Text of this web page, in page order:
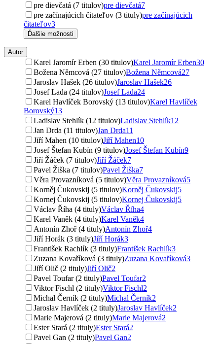
pre dievčatá (7 titulov)pre dievčatá7
pre začínajúcich čitateľov (3 tituly)pre začínajúcich
čitateľov3
Ďalšie možnosti
Autor
Karel Jaromír Erben (30 titulov)Karel Jaromír Erben30
Božena Němcová (27 titulov)Božena Němcová27
Jaroslav Hašek (26 titulov)Jaroslav Hašek26
Josef Lada (24 titulov)Josef Lada24
Karel Havlíček Borovský (13 titulov)Karel Havlíček
Borovský13
Ladislav Stehlík (12 titulov)Ladislav Stehlík12
Jan Drda (11 titulov)Jan Drda11
Jiří Mahen (10 titulov)Jiří Mahen10
Josef Štefan Kubín (9 titulov)Josef Štefan Kubín9
Jiří Žáček (7 titulov)Jiří Žáček7
Pavel Žiška (7 titulov)Pavel Žiška7
Věra Provazníková (5 titulov)Věra Provazníková5
Korněj Čukovskij (5 titulov)Korněj Čukovskij5
Kornej Čukovskij (5 titulov)Kornej Čukovskij5
Václav Říha (4 tituly)Václav Říha4
Karel Vaněk (4 tituly)Karel Vaněk4
Antonín Zhoř (4 tituly)Antonín Zhoř4
Jiří Horák (3 tituly)Jiří Horák3
František Rachlík (3 tituly)František Rachlík3
Zuzana Kovaříková (3 tituly)Zuzana Kovaříková3
Jiří Olič (2 tituly)Jiří Olič2
Pavel Toufar (2 tituly)Pavel Toufar2
Viktor Fischl (2 tituly)Viktor Fischl2
Michal Černík (2 tituly)Michal Černík2
Jaroslav Havlíček (2 tituly)Jaroslav Havlíček2
Marie Majerová (2 tituly)Marie Majerová2
Ester Stará (2 tituly)Ester Stará2
Pavel Gan (2 tituly)Pavel Gan2